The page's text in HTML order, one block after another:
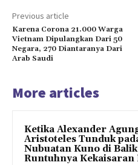
Previous article
Karena Corona 21.000 Warga
Vietnam Dipulangkan Dari 50
Negara, 270 Diantaranya Dari
Arab Saudi
More articles
Ketika Alexander
Aristoteles Tunduk
Nubuatan Kuno di Balik
Runtuhnya Kekaisaran